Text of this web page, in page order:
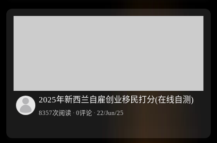
2025年新西兰自雇创业移民打分(在线自测)
8357次阅读 · 0评论 · 22/Jun/25